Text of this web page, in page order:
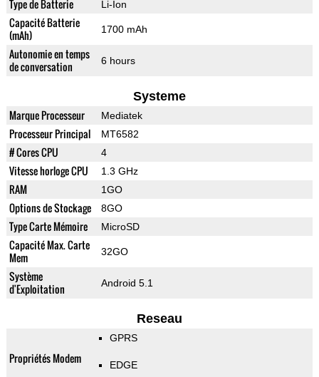
Type de Batterie Li-Ion
Capacité Batterie
(mAh)
1700 mAh
Autonomie en temps
de conversation
6 hours
Systeme
Marque Processeur Mediatek
Processeur Principal MT6582
# Cores CPU 4
Vitesse horloge CPU 1.3 GHz
RAM 1GO
Options de Stockage 8GO
Type Carte Mémoire MicroSD
Capacité Max. Carte
Mem
32GO
Système
d'Exploitation
Android 5.1
Reseau
Propriétés Modem
GPRS
EDGE